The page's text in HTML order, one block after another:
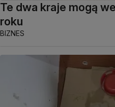
Te dwa kraje mogą
roku
BIZNES